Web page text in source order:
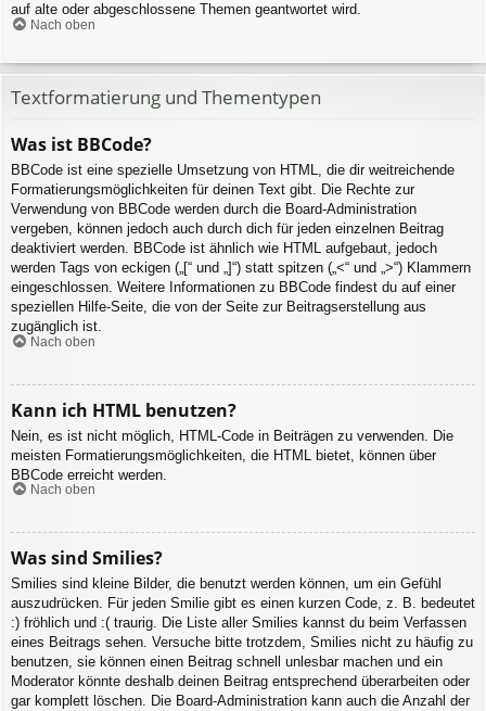
auf alte oder abgeschlossene Themen geantwortet wird.
Nach oben
Textformatierung und Thementypen
Was ist BBCode?
BBCode ist eine spezielle Umsetzung von HTML, die dir weitreichende
Formatierungsmöglichkeiten für deinen Text gibt. Die Rechte zur
Verwendung von BBCode werden durch die Board-Administration
vergeben, können jedoch auch durch dich für jeden einzelnen Beitrag
deaktiviert werden. BBCode ist ähnlich wie HTML aufgebaut, jedoch
werden Tags von eckigen („[“ und „]“) statt spitzen („<“ und „>“) Klammern
eingeschlossen. Weitere Informationen zu BBCode findest du auf einer
speziellen Hilfe-Seite, die von der Seite zur Beitragserstellung aus
zugänglich ist.
Nach oben
Kann ich HTML benutzen?
Nein, es ist nicht möglich, HTML-Code in Beiträgen zu verwenden. Die
meisten Formatierungsmöglichkeiten, die HTML bietet, können über
BBCode erreicht werden.
Nach oben
Was sind Smilies?
Smilies sind kleine Bilder, die benutzt werden können, um ein Gefühl
auszudrücken. Für jeden Smilie gibt es einen kurzen Code, z. B. bedeutet
:) fröhlich und :( traurig. Die Liste aller Smilies kannst du beim Verfassen
eines Beitrags sehen. Versuche bitte trotzdem, Smilies nicht zu häufig zu
benutzen, sie können einen Beitrag schnell unlesbar machen und ein
Moderator könnte deshalb deinen Beitrag entsprechend überarbeiten oder
gar komplett löschen. Die Board-Administration kann auch die Anzahl der